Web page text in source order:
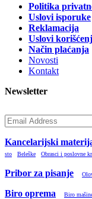
Politika
Uslovi isporuke
Reklamacija
Uslovi
Način plaćanja
Novosti
Kontakt
Newsletter
Kancelarijski
sto
Beleške Obrasci i poslovne
Pribor za pisanje
Biro oprema Biro